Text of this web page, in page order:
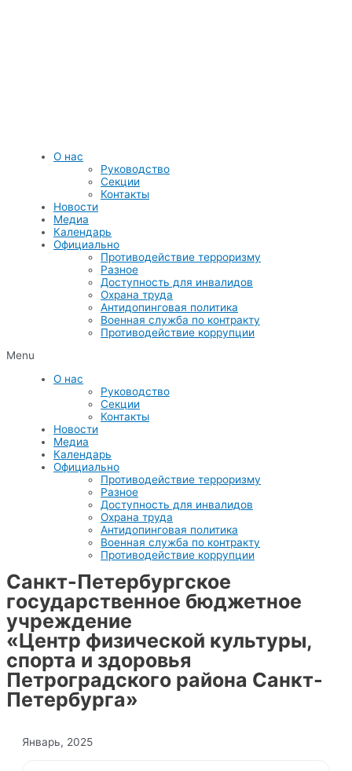
О нас
Руководство
Секции
Контакты
Новости
Медиа
Календарь
Официально
Противодействие терроризму
Разное
Доступность для инвалидов
Охрана труда
Антидопинговая политика
Военная служба по контракту
Противодействие коррупции
Menu
О нас
Руководство
Секции
Контакты
Новости
Медиа
Календарь
Официально
Противодействие терроризму
Разное
Доступность для инвалидов
Охрана труда
Антидопинговая политика
Военная служба по контракту
Противодействие коррупции
Санкт-Петербургское
государственное бюджетное
учреждение
«Центр физической культуры,
спорта и здоровья
Петроградского района Санкт-
Петербурга»
Январь, 2025